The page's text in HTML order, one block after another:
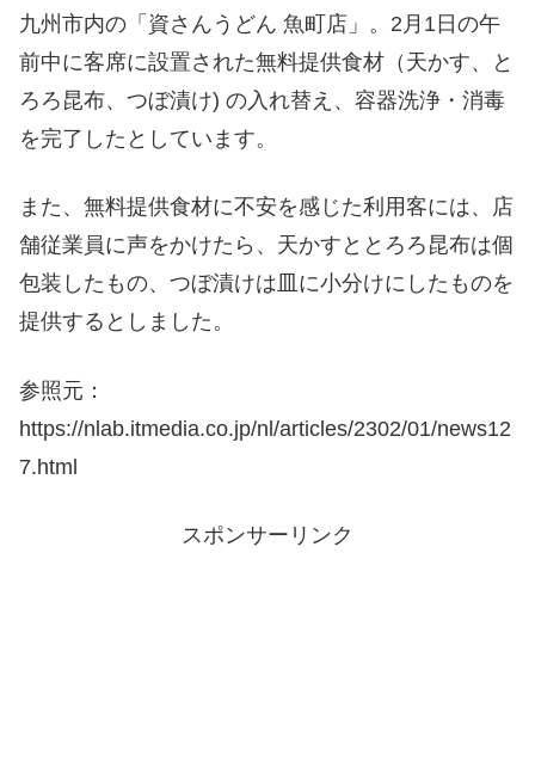
九州市内の「資さんうどん 魚町店」。2月1日の午
前中に客席に設置された無料提供食材（天かす、と
ろろ昆布、つぼ漬け) の入れ替え、容器洗浄・消毒
を完了したとしています。
また、無料提供食材に不安を感じた利用客には、店
舗従業員に声をかけたら、天かすととろろ昆布は個
包装したもの、つぼ漬けは皿に小分けにしたものを
提供するとしました。
参照元：
https://nlab.itmedia.co.jp/nl/articles/2302/01/news12
7.html
スポンサーリンク